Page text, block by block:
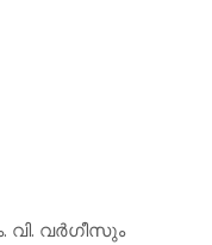
വി. വര്‍ഗീസും